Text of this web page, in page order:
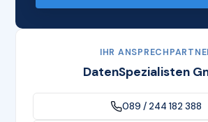
IHR
DatenSpezialisten
089 / 244 182 388